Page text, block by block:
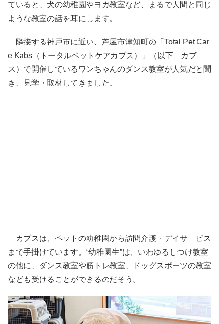
ていると、犬の幼稚園やヨガ教室など、まるで人間と同じ
ような教室の話を耳にします。
隣接する神戸市に近い、芦屋市津知町の「Total Pet Car
e Kabs（トータルペットケアカブス）」（以下、カブ
ス）で開催しているワンちゃんのダンス教室が人気だと聞
き、見学・取材してきました。
カブスは、ペットの幼稚園から訪問介護・デイサービス
まで手掛けています。“幼稚園生”は、いわゆるしつけ教室
の他に、ダンス教室や筋トレ教室、ドッグスポーツの教室
なども受けることができるのだそう。